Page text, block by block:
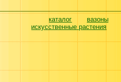
каталог вазоны
искусственные растения